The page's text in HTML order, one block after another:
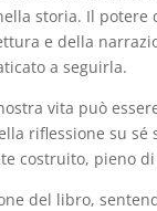
storia. Il
e della
a seguirla.
vita può
riflessione su
costruito, pieno
del libro,